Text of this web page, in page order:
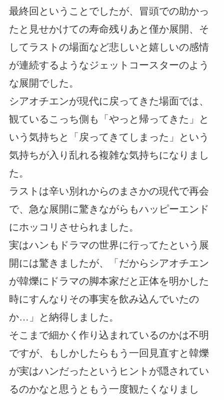
最終回ということでしたが、冒頭での助かっ
たと見せかけての寿命残りあと僅か展開、そ
してラストの場面など悲しいと嬉しいの感情
が連続するようなジェットコースターのよう
な展開でした。
シアオチエンが現代に戻ってきた場面では、
観ているこっち側も「やっと帰ってきた」と
いう気持ちと「戻ってきてしまった」という
気持ちが入り乱れる複雑な気持ちになりまし
た。
ラストは辛い別れからのまさかの現代で再会
で、急な展開に驚きながらもハッピーエンド
にホッコリさせられました。
実はハンもドラマの世界に行ってたという展
開には驚きましたが、「だからシアオチエン
が韓爍にドラマの脚本家だと正体を明かした
時にすんなりその事実を飲み込んでいたの
か…」と納得しました。
そこまで細かく作り込まれているのかは不明
ですが、もしかしたらもう一回見直すと韓爍
が実はハンだったというヒントが隠されてい
るのかなと思うともう一度観たくなりまし